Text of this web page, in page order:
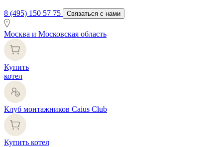
8 (495) 150 57 75 Связаться с нами
Москва и Московская область
Купить
котел
Клуб монтажников Caius Club
Купить котел